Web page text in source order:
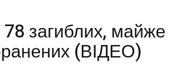
78 загиблих, майже
(ВІДЕО)